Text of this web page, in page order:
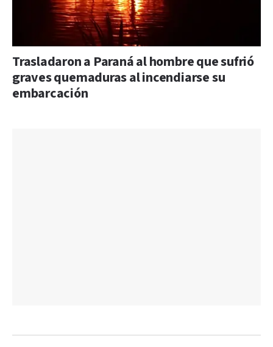
Trasladaron a Paraná al hombre que sufrió
graves quemaduras al incendiarse su
embarcación